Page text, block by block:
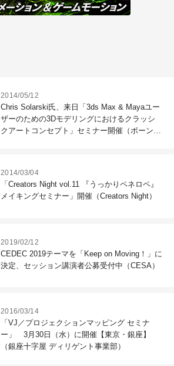
2014/05/12
Chris Solarski氏、来日「3ds Max & Mayaユー
ザーのための3Dモデリングにおけるクラッシ
クアートコンセプト」セミナー開催（ボーンデ
2014/03/04
「Creators Night vol.11 『うっかりペネロペ』
メイキングセミナー」開催（Creators Night）
2019/02/12
CEDEC 2019テーマを「Keep on Moving！」に
決定、セッション講演者公募受付中（CESA）
2016/03/14
「VJ／プロジェクションマッピング セミナ
ー」 3月30日（水）に開催【東京・銀座】
（銀座十字屋 ディリゲント事業部）